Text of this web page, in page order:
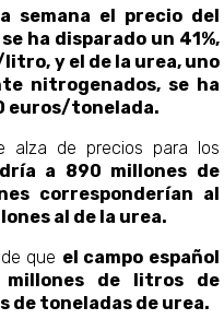
semana el precio del
ha disparado un 41%,
y el de la urea, uno
nitrogenados, se ha
euros/tonelada.
alza de precios para los
a 890 millones de
corresponderían al
al de la urea.
que el campo español
millones de litros de
de toneladas de urea.